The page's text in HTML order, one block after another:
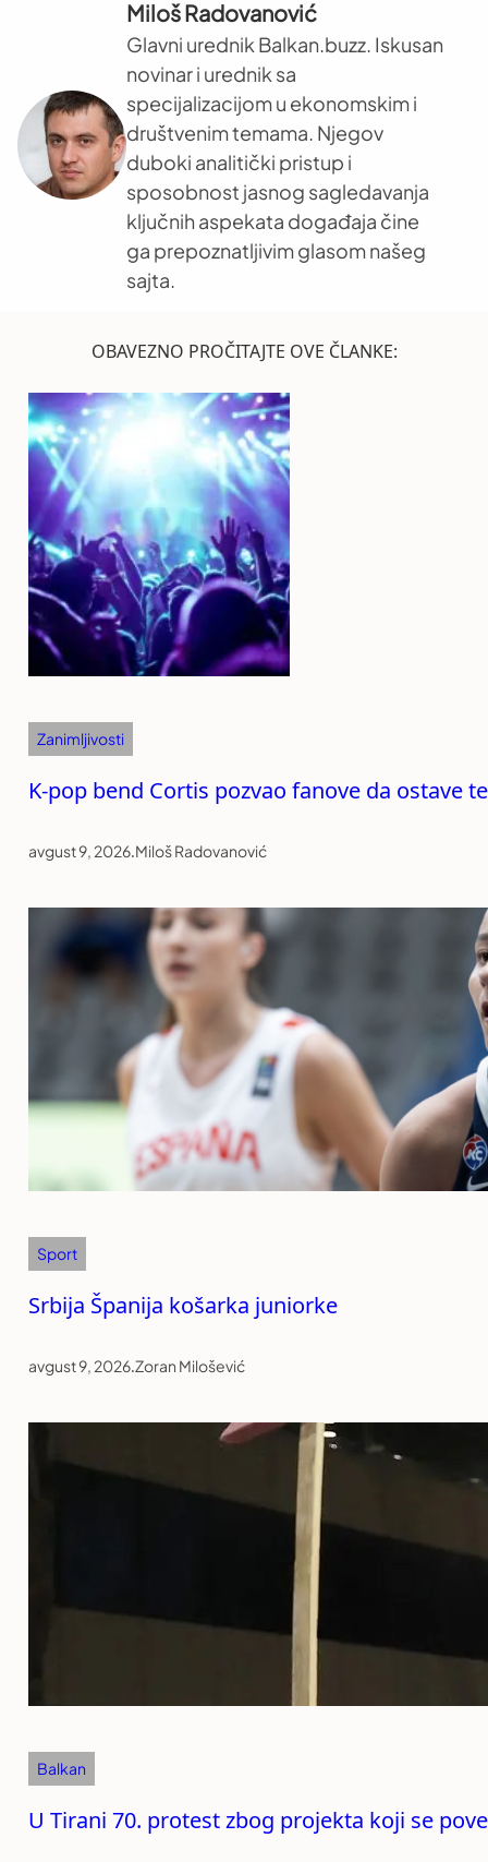
Miloš Radovanović
Glavni urednik Balkan.buzz. Iskusan
novinar i urednik sa
specijalizacijom u ekonomskim i
društvenim temama. Njegov
duboki analitički pristup i
sposobnost jasnog sagledavanja
ključnih aspekata događaja čine
ga prepoznatljivim glasom našeg
sajta.
OBAVEZNO PROČITAJTE OVE ČLANKE:
Zanimljivosti
K-pop bend Cortis pozvao fanove da ostave
avgust 9, 2026.Miloš Radovanović
Sport
Srbija Španija košarka juniorke
avgust 9, 2026.Zoran Milošević
Balkan
U Tirani 70. protest zbog projekta koji se